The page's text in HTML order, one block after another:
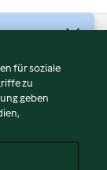
für soziale
zu
geben